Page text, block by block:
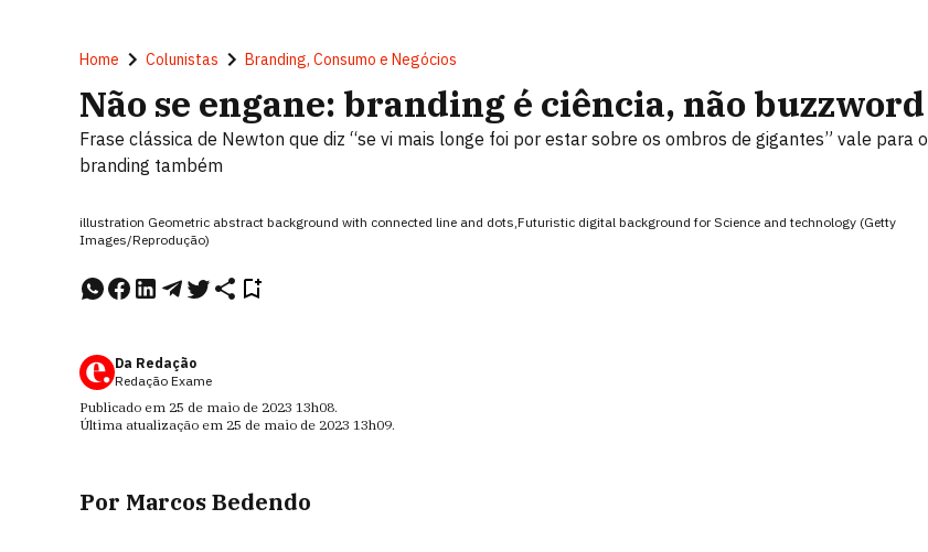
Home Colunistas Branding, Consumo e Negócios
Não se engane: branding é ciência, não buzzword
Frase clássica de Newton que diz “se vi mais longe foi por estar sobre os ombros de gigantes” vale para o
branding também
illustration Geometric abstract background with connected line and dots,Futuristic digital background for Science and technology (Getty
Images/Reprodução)
Da Redação
Redação Exame
Publicado em 25 de maio de 2023 13h08.
Última atualização em 25 de maio de 2023 13h09.
Por Marcos Bedendo